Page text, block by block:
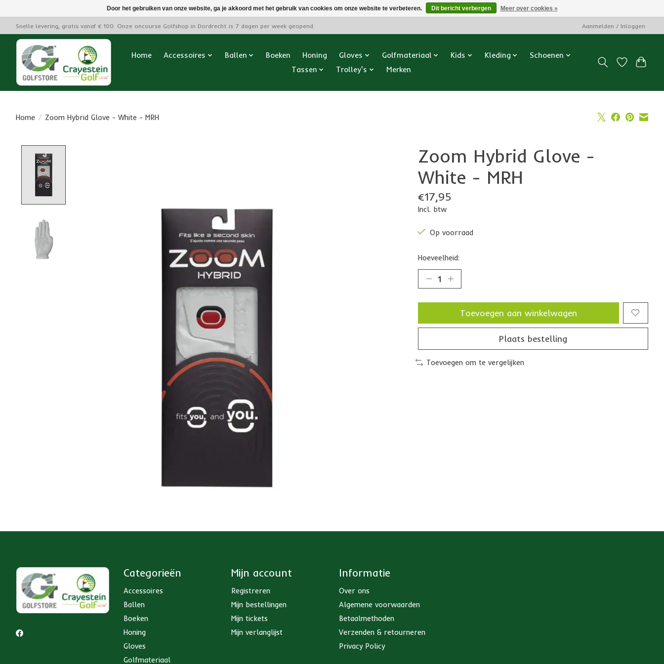
Snelle levering, gratis vanaf € 100. Onze oncourse Golfshop in Dordrecht is 7 dagen per week geopend. Aanmelden / Inloggen
Home Accessoires Ballen Boeken Honing Gloves Golfmateriaal Kids Kleding
Schoenen
Tassen
Trolley's Merken
Home / Zoom Hybrid Glove - White - MRH
Zoom Hybrid Glove -
White - MRH
€17,95
Incl. btw
Op voorraad
Hoeveelheid:
Toevoegen aan winkelwagen
Plaats bestelling
Toevoegen om te vergelijken
Categorieën
Accessoires
Ballen
Boeken
Honing
Gloves
Golfmateriaal
Mijn account
Registreren
Mijn bestellingen
Mijn tickets
Mijn verlanglijst
Informatie
Over ons
Algemene voorwaarden
Betaalmethoden
Verzenden & retourneren
Privacy Policy
Door het gebruiken van onze website, ga je akkoord met het gebruik van cookies om onze website te verbeteren. Dit bericht verbergen Meer over cookies »